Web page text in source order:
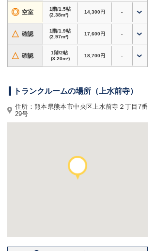
ホームページからのお申込みで初期費用3,000円
割引！
内覧やサイズのご相談もお気軽にどうぞ。
熊本県熊本市中央区上水前寺周辺で格安トランク
ルーム・レンタル倉庫・貸し倉庫をお探しなら、
ドッとあ〜るコンテナ 上水前寺
◎ 空室
1階/1.5帖
(2.38m²)
14,300円 -
△ 確認
1階/1.9帖
(2.97m²)
17,600円 -
△ 確認
1階/2帖
(3.20m²)
18,700円 -
トランクルームの場所（上水前寺）
住所：熊本県熊本市中央区上水前寺２丁目7番
29号